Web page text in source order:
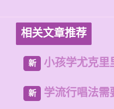
相关文章推荐
新 小孩学尤克里
新 学流行唱法需